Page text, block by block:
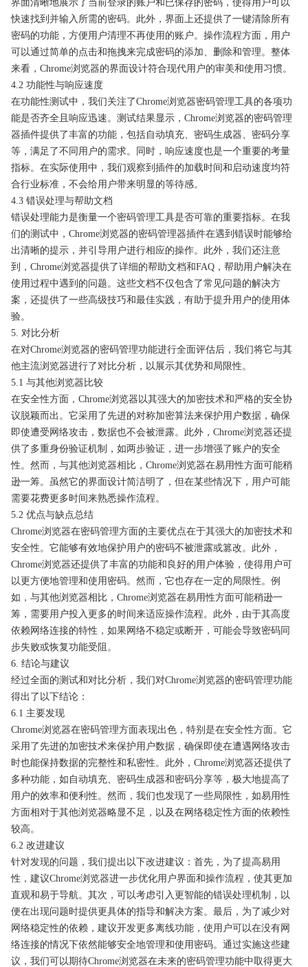
界面清晰地展示了当前登录的账户和已保存的密码，使得用户可以
快速找到并输入所需的密码。此外，界面上还提供了一键清除所有
密码的功能，方便用户清理不再使用的账户。操作流程方面，用户
可以通过简单的点击和拖拽来完成密码的添加、删除和管理。整体
来看，Chrome浏览器的界面设计符合现代用户的审美和使用习惯。
4.2 功能性与响应速度
在功能性测试中，我们关注了Chrome浏览器密码管理工具的各项功
能是否齐全且响应迅速。测试结果显示，Chrome浏览器的密码管理
器插件提供了丰富的功能，包括自动填充、密码生成器、密码分享
等，满足了不同用户的需求。同时，响应速度也是一个重要的考量
指标。在实际使用中，我们观察到插件的加载时间和启动速度均符
合行业标准，不会给用户带来明显的等待感。
4.3 错误处理与帮助文档
错误处理能力是衡量一个密码管理工具是否可靠的重要指标。在我
们的测试中，Chrome浏览器的密码管理器插件在遇到错误时能够给
出清晰的提示，并引导用户进行相应的操作。此外，我们还注意
到，Chrome浏览器提供了详细的帮助文档和FAQ，帮助用户解决在
使用过程中遇到的问题。这些文档不仅包含了常见问题的解决方
案，还提供了一些高级技巧和最佳实践，有助于提升用户的使用体
验。
5. 对比分析
在对Chrome浏览器的密码管理功能进行全面评估后，我们将它与其
他主流浏览器进行了对比分析，以展示其优势和局限性。
5.1 与其他浏览器比较
在安全性方面，Chrome浏览器以其强大的加密技术和严格的安全协
议脱颖而出。它采用了先进的对称加密算法来保护用户数据，确保
即使遭受网络攻击，数据也不会被泄露。此外，Chrome浏览器还提
供了多重身份验证机制，如两步验证，进一步增强了账户的安全
性。然而，与其他浏览器相比，Chrome浏览器在易用性方面可能稍
逊一筹。虽然它的界面设计简洁明了，但在某些情况下，用户可能
需要花费更多时间来熟悉操作流程。
5.2 优点与缺点总结
Chrome浏览器在密码管理方面的主要优点在于其强大的加密技术和
安全性。它能够有效地保护用户的密码不被泄露或篡改。此外，
Chrome浏览器还提供了丰富的功能和良好的用户体验，使得用户可
以更方便地管理和使用密码。然而，它也存在一定的局限性。例
如，与其他浏览器相比，Chrome浏览器在易用性方面可能稍逊一
筹，需要用户投入更多的时间来适应操作流程。此外，由于其高度
依赖网络连接的特性，如果网络不稳定或断开，可能会导致密码同
步失败或恢复功能受阻。
6. 结论与建议
经过全面的测试和对比分析，我们对Chrome浏览器的密码管理功能
得出了以下结论：
6.1 主要发现
Chrome浏览器在密码管理方面表现出色，特别是在安全性方面。它
采用了先进的加密技术来保护用户数据，确保即使在遭遇网络攻击
时也能保持数据的完整性和私密性。此外，Chrome浏览器还提供了
多种功能，如自动填充、密码生成器和密码分享等，极大地提高了
用户的效率和便利性。然而，我们也发现了一些局限性，如易用性
方面相对于其他浏览器略显不足，以及在网络稳定性方面的依赖性
较高。
6.2 改进建议
针对发现的问题，我们提出以下改进建议：首先，为了提高易用
性，建议Chrome浏览器进一步优化用户界面和操作流程，使其更加
直观和易于导航。其次，可以考虑引入更智能的错误处理机制，以
便在出现问题时提供更具体的指导和解决方案。最后，为了减少对
网络稳定性的依赖，建议开发更多离线功能，使用户可以在没有网
络连接的情况下依然能够安全地管理和使用密码。通过实施这些建
议，我们可以期待Chrome浏览器在未来的密码管理功能中取得更大